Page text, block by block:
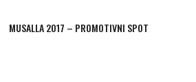
MUSALLA 2017 – PROMOTIVNI SPOT